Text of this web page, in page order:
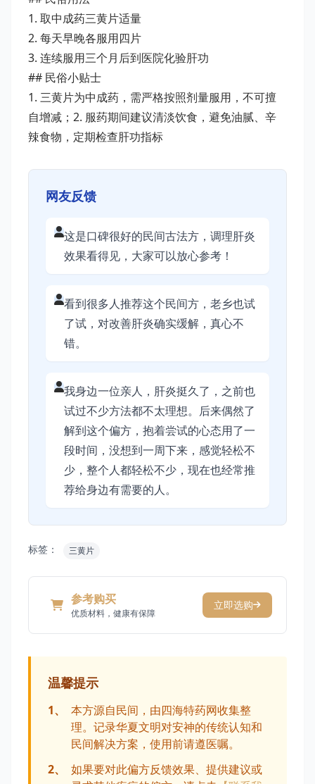
1. 取中成药三黄片适量
2. 每天早晚各服用四片
3. 连续服用三个月后到医院化验肝功
## 民俗小贴士
1. 三黄片为中成药，需严格按照剂量服用，不可擅
自增减；2. 服药期间建议清淡饮食，避免油腻、辛
辣食物，定期检查肝功指标
网友反馈
这是口碑很好的民间古法方，调理肝炎
效果看得见，大家可以放心参考！
看到很多人推荐这个民间方，老乡也试
了试，对改善肝炎确实缓解，真心不
错。
我身边一位亲人，肝炎挺久了，之前也
试过不少方法都不太理想。后来偶然了
解到这个偏方，抱着尝试的心态用了一
段时间，没想到一周下来，感觉轻松不
少，整个人都轻松不少，现在也经常推
荐给身边有需要的人。
标签： 三黄片
参考购买
优质材料，健康有保障
立即选购
温馨提示
1、
本方源自民间，由四海特药网收集整
理。记录华夏文明对安神的传统认知和
民间解决方案，使用前请遵医嘱。
2、
如果要对此偏方反馈效果、提供建议或